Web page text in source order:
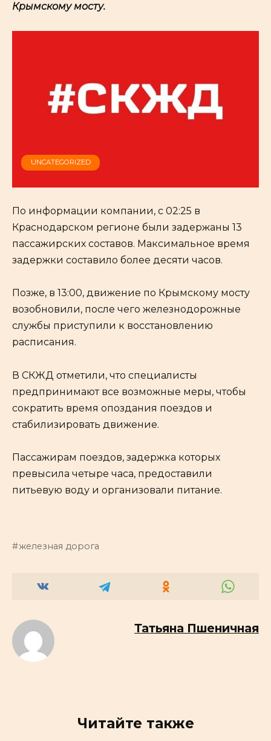
Крымскому мосту.
UNCATEGORIZED
По информации компании, с 02:25 в
Краснодарском регионе были задержаны 13
пассажирских составов. Максимальное время
задержки составило более десяти часов.
Позже, в 13:00, движение по Крымскому мосту
возобновили, после чего железнодорожные
службы приступили к восстановлению
расписания.
В СКЖД отметили, что специалисты
предпринимают все возможные меры, чтобы
сократить время опоздания поездов и
стабилизировать движение.
Пассажирам поездов, задержка которых
превысила четыре часа, предоставили
питьевую воду и организовали питание.
железная дорога
Татьяна Пшеничная
Читайте также